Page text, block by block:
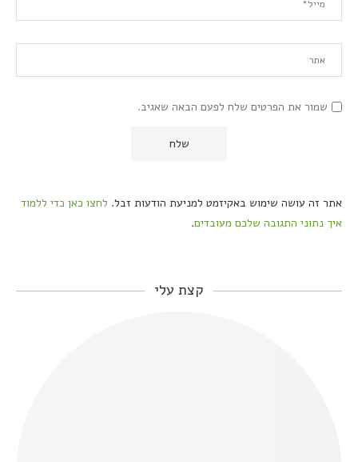
שמור את הפרטים שלח לפעם הבאה שאגיב.
אתר זה עושה שימוש באקיזמט למניעת הודעות זבל. לחצו כאן כדי ללמוד
איך נתוני התגובה שלכם מעובדים.
קצת עלי